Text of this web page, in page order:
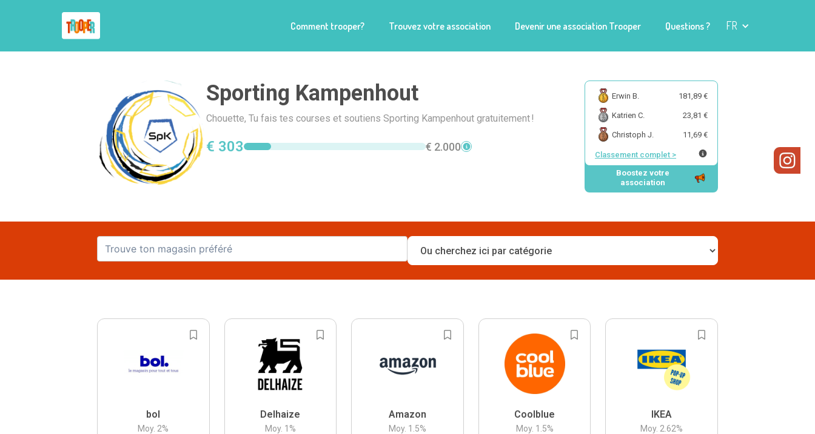
Comment trooper? Trouvez votre association Devenir une association Trooper Questions ? FR
Sporting Kampenhout
Chouette, Tu fais tes courses et soutiens Sporting Kampenhout gratuitement !
€ 303 € 2.000
Erwin B. 181,89 €
Katrien C. 23,81 €
Christoph J. 11,69 €
Classement complet >
Boostez votre
association
bol
Moy. 2%
Delhaize
Moy. 1 %
Amazon
Moy. 1.5%
Coolblue
Moy. 1.5%
IKEA
Moy. 2.62%